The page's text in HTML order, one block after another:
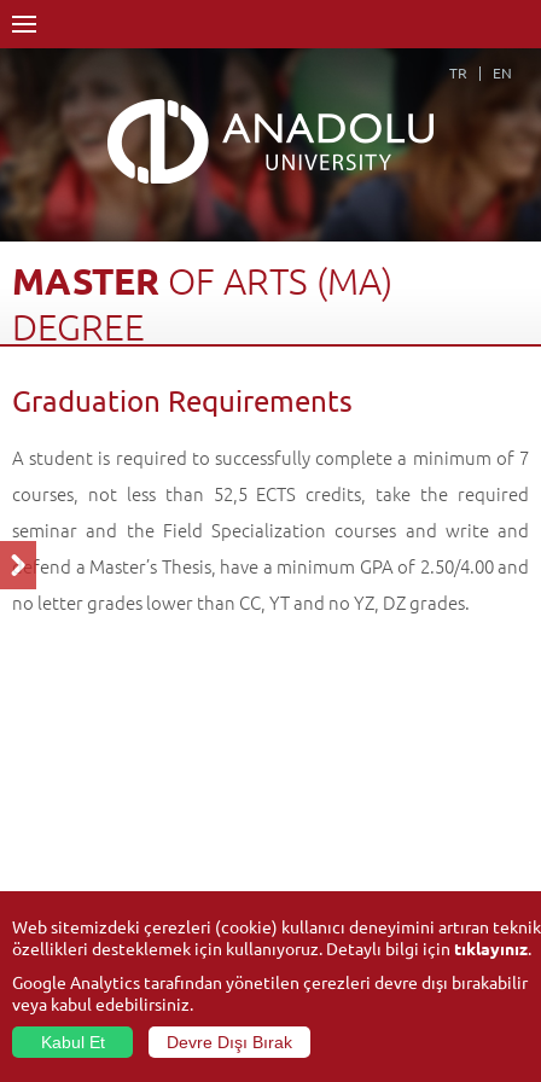
TR EN
MASTER OF ARTS (MA)
DEGREE
Graduate School
Department of Graphic Arts
Graduation Requirements
A student is required to successfully complete a minimum of 7
courses, not less than 52,5 ECTS credits, take the required
seminar and the Field Specialization courses and write and
defend a Master’s Thesis, have a minimum GPA of 2.50/4.00 and
no letter grades lower than CC, YT and no YZ, DZ grades.
Web sitemizdeki çerezleri (cookie) kullanıcı deneyimini artıran teknik
özellikleri desteklemek için kullanıyoruz. Detaylı bilgi için tıklayınız.
Google Analytics tarafından yönetilen çerezleri devre dışı bırakabilir
veya kabul edebilirsiniz.
Kabul Et
Devre Dışı Bırak
© 2026Anadolu University- All rights reserved.